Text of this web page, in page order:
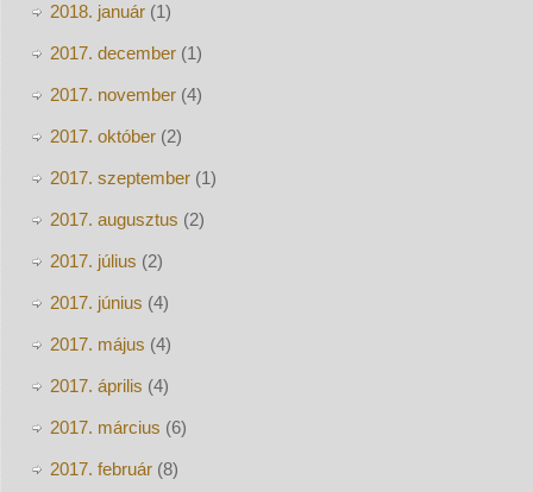
2018. január(1)
2017. december(1)
2017. november(4)
2017. október(2)
2017. szeptember(1)
2017. augusztus (2)
2017. július (2)
2017. június (4)
2017. május (4)
2017. április (4)
2017. március (6)
2017. február(8)